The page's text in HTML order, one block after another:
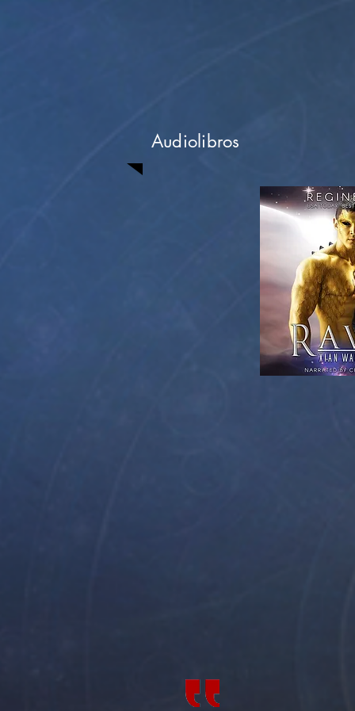
Audiolibros